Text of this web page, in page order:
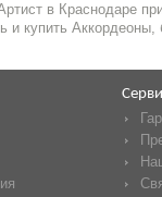
в Краснодаре
и купить